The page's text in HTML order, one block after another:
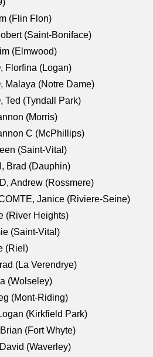
(Flin Flon)
(Saint-Boniface)
(Elmwood)
Florfina (Logan)
Malaya (Notre Dame)
Ted (Tyndall Park)
(Morris)
C (McPhillips)
(Saint-Vital)
Brad (Dauphin)
Andrew (Rossmere)
Janice (Riviere-Seine)
(River Heights)
(Saint-Vital)
(Riel)
(La Verendrye)
(Wolseley)
(Mont-Riding)
(Kirkfield Park)
(Fort Whyte)
(Waverley)